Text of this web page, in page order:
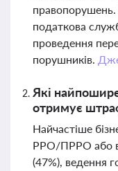
правопорушень.
податкова
проведення
порушників.
Які
отримує
Найчастіше
РРО/ПРРО або
(47%), ведення